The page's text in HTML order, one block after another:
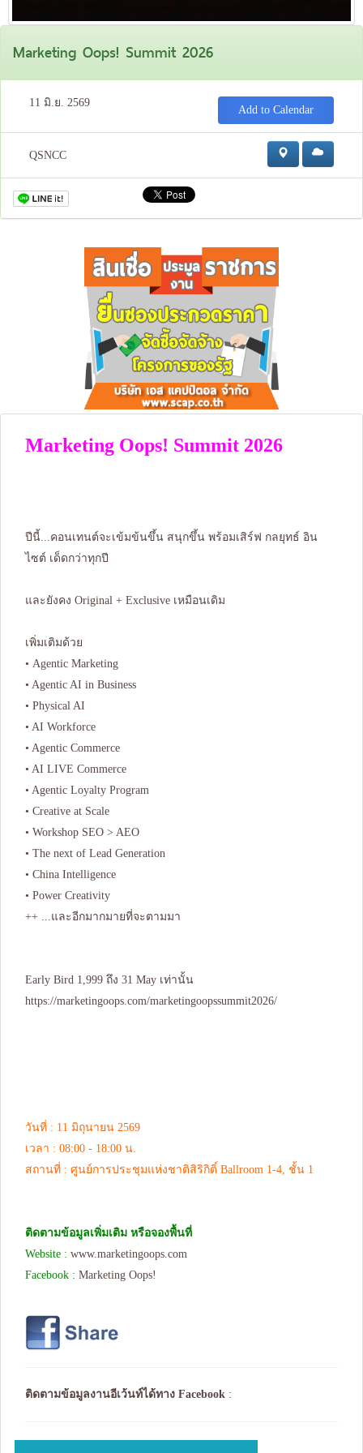
Marketing Oops! Summit 2026
11 มิ.ย. 2569
Add to Calendar
QSNCC
Marketing Oops! Summit 2026
ปีนี้...คอนเทนต์จะเข้มข้นขึ้น สนุกขึ้น พร้อมเสิร์ฟ กลยุทธ์ อิน
ไซต์ เด็ดกว่าทุกปี
และยังคง Original + Exclusive เหมือนเดิม
เพิ่มเติมด้วย
• Agentic Marketing
• Agentic AI in Business
• Physical AI
• AI Workforce
• Agentic Commerce
• AI LIVE Commerce
• Agentic Loyalty Program
• Creative at Scale
• Workshop SEO > AEO
• The next of Lead Generation
• China Intelligence
• Power Creativity
++ ...และอีกมากมายที่จะตามมา
Early Bird 1,999 ถึง 31 May เท่านั้น
https://marketingoops.com/marketingoopssummit2026/
วันที่ : 11 มิถุนายน 2569
เวลา : 08:00 - 18:00 น.
สถานที่ : ศูนย์การประชุมแห่งชาติสิริกิติ์ Ballroom 1-4, ชั้น 1
ติดตามข้อมูลเพิ่มเติม หรือจองพื้นที่
Website : www.marketingoops.com
Facebook : Marketing Oops!
ติดตามข้อมูลงานอีเว้นท์ได้ทาง Facebook :